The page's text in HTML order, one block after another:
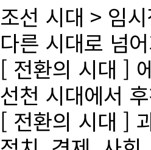
조선 시대 > 임
다른 시대로 넘
[ 전환의 시대 ]
선천 시대에서
[ 전환의 시대 ]